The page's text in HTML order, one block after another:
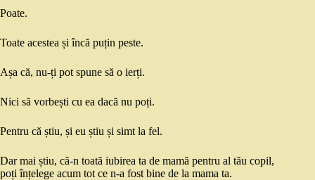
Poate.
Toate acestea și încă puțin peste.
Așa că, nu-ți pot spune să o ierți.
Nici să vorbești cu ea dacă nu poți.
Pentru că știu, și eu știu și simt la fel.
Dar mai știu, că-n toată iubirea ta de mamă pentru al tău copil,
poți înțelege acum tot ce n-a fost bine de la mama ta.